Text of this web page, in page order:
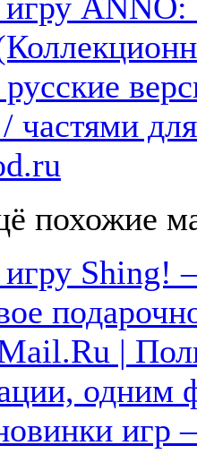
частями
похожие
игру
|
одним